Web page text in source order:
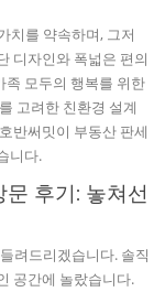
치를 약속하며, 그저
디자인와 폭넓은 편의
족 모두의 행복를 위한
고려한 친환경 설계
반써밋이 부동산 판세
니다.
후기: 놓쳐선
려드리겠습니다. 솔직
공간에 놀랐습니다.